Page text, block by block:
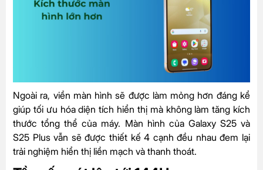
Ngoài ra, viền màn hình sẽ được làm mỏng hơn đáng kể
giúp tối ưu hóa diện tích hiển thị mà không làm tăng kích
thước tổng thể của máy​. Màn hình của Galaxy S25 và
S25 Plus vẫn sẽ được thiết kế 4 cạnh đều nhau đem lại
trải nghiệm hiển thị liền mạch và thanh thoát.